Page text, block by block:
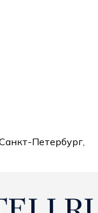
Петербург,